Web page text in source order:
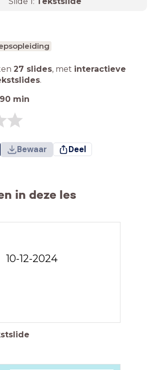
27 slides, met interactieve
.
90 min
Bewaar Deel
in deze les
10-12-2024